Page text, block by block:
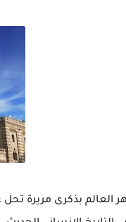
العالم بذكرى مريرة